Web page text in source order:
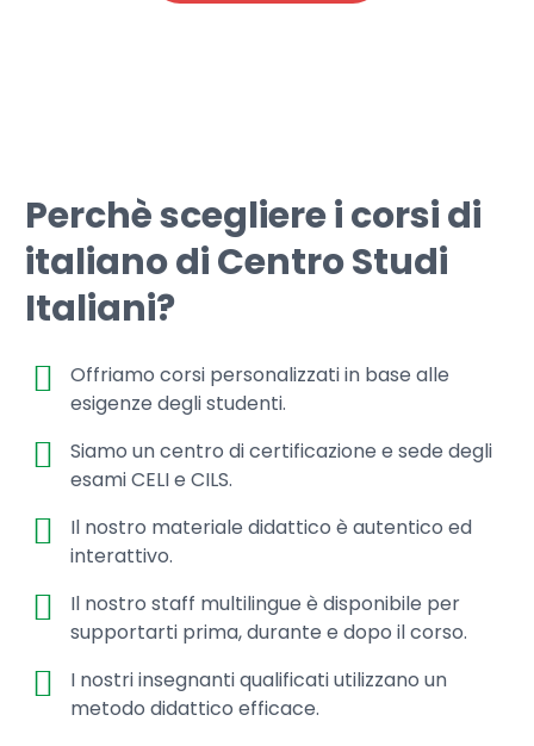
Perchè scegliere i corsi di
italiano di Centro Studi
Italiani?
Offriamo corsi personalizzati in base alle
esigenze degli studenti.
Siamo un centro di certificazione e sede degli
esami CELI e CILS.
Il nostro materiale didattico è autentico ed
interattivo.
Il nostro staff multilingue è disponibile per
supportarti prima, durante e dopo il corso.
I nostri insegnanti qualificati utilizzano un
metodo didattico efficace.